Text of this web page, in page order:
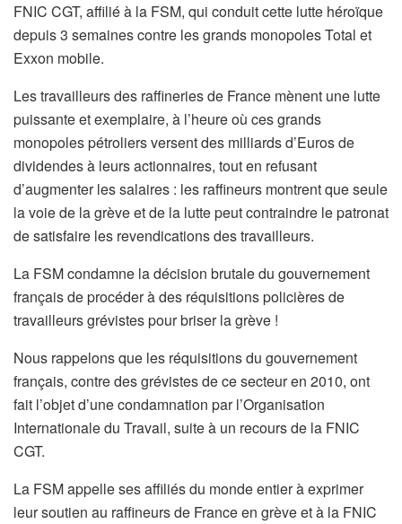
FNIC CGT, affilié à la FSM, qui conduit cette lutte héroïque
depuis 3 semaines contre les grands monopoles Total et
Exxon mobile.
Les travailleurs des raffineries de France mènent une lutte
puissante et exemplaire, à l’heure où ces grands
monopoles pétroliers versent des milliards d’Euros de
dividendes à leurs actionnaires, tout en refusant
d’augmenter les salaires : les raffineurs montrent que seule
la voie de la grève et de la lutte peut contraindre le patronat
de satisfaire les revendications des travailleurs.
La FSM condamne la décision brutale du gouvernement
français de procéder à des réquisitions policières de
travailleurs grévistes pour briser la grève !
Nous rappelons que les réquisitions du gouvernement
français, contre des grévistes de ce secteur en 2010, ont
fait l’objet d’une condamnation par l’Organisation
Internationale du Travail, suite à un recours de la FNIC
CGT.
La FSM appelle ses affiliés du monde entier à exprimer
leur soutien au raffineurs de France en grève et à la FNIC